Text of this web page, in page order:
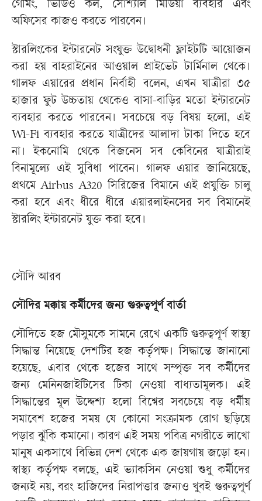
গেমিং, ভিডিও কল, সোশ্যাল মিডিয়া ব্যবহার এবং
অফিসের কাজও করতে পারবেন।
স্টারলিংকের ইন্টারনেট সংযুক্ত উদ্বোধনী ফ্লাইটটি আয়োজন
করা হয় বাহরাইনের আওয়াল প্রাইভেট টার্মিনাল থেকে।
গালফ এয়ারের প্রধান নির্বাহী বলেন, এখন যাত্রীরা ৩৫
হাজার ফুট উচ্চতায় থেকেও বাসা-বাড়ির মতো ইন্টারনেট
ব্যবহার করতে পারবেন। সবচেয়ে বড় বিষয় হলো, এই
Wi-Fi ব্যবহার করতে যাত্রীদের আলাদা টাকা দিতে হবে
না। ইকনোমি থেকে বিজনেস সব কেবিনের যাত্রীরাই
বিনামূল্যে এই সুবিধা পাবেন। গালফ এয়ার জানিয়েছে,
প্রথমে Airbus A320 সিরিজের বিমানে এই প্রযুক্তি চালু
করা হবে এবং ধীরে ধীরে এয়ারলাইনসের সব বিমানেই
স্টারলিং ইন্টারনেট যুক্ত করা হবে।
সৌদি আরব
সৌদির মক্কায় কর্মীদের জন্য গুরুত্বপূর্ণ বার্তা
সৌদিতে হজ মৌসুমকে সামনে রেখে একটি গুরুত্বপূর্ণ স্বাস্থ্য
সিদ্ধান্ত নিয়েছে দেশটির হজ কর্তৃপক্ষ। সিদ্ধান্তে জানানো
হয়েছে, এবার থেকে হজের সাথে সম্পৃক্ত সব কর্মীদের
জন্য মেনিনজাইটিসের টিকা নেওয়া বাধ্যতামূলক। এই
সিদ্ধান্তের মূল উদ্দেশ্য হলো বিশ্বের সবচেয়ে বড় ধর্মীয়
সমাবেশ হজের সময় যে কোনো সংক্রামক রোগ ছড়িয়ে
পড়ার ঝুঁকি কমানো। কারণ এই সময় পবিত্র নগরীতে লাখো
মানুষ একসাথে বিভিন্ন দেশ থেকে এক জায়গায় জড়ো হন।
স্বাস্থ্য কর্তৃপক্ষ বলছে, এই ভ্যাকসিন নেওয়া শুধু কর্মীদের
জন্যই নয়, বরং হাজিদের নিরাপত্তার জন্যও খুবই গুরুত্বপূর্ণ